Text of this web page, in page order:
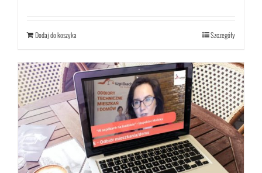
Dodaj do koszyka Szczegóły